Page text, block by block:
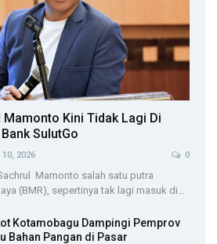
Mamonto Kini Tidak Lagi Di
SulutGo
10, 2026 0
Mamonto salah satu putra
(BMR), sepertinya tak lagi masuk di…
Kotamobagu Dampingi Pemprov
Bahan Pangan di Pasar